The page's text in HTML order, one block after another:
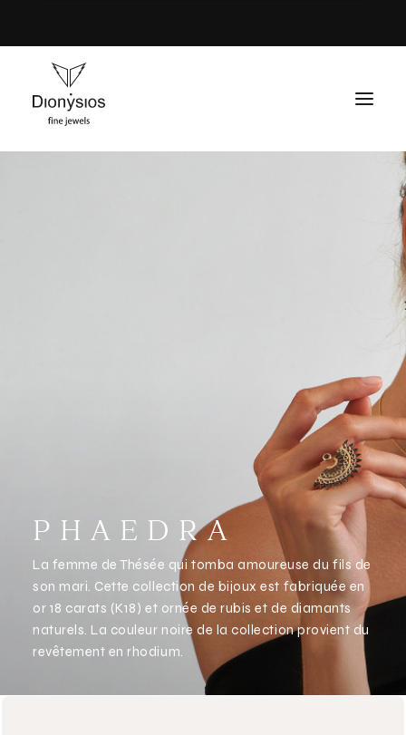
P H A E D RA
La femme de Thésée qui tomba amoureuse du fils de
son mari. Cette collection de bijoux est fabriquée en
or 18 carats (K18) et ornée de rubis et de diamants
naturels. La couleur noire de la collection provient du
revêtement en rhodium.